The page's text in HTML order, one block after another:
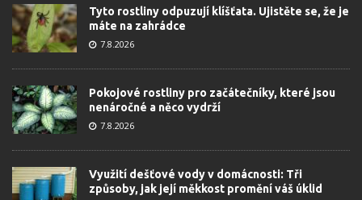
Tyto rostliny odpuzují klíšťata. Ujistěte se, že je
máte na zahrádce
7.8.2026
Pokojové rostliny pro začátečníky, které jsou
nenáročné a něco vydrží
7.8.2026
Využití dešťové vody v domácnosti: Tři
způsoby, jak její měkkost promění váš úklid